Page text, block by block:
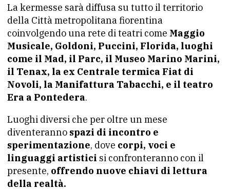
La kermesse sarà diffusa su tutto il territorio
della Città metropolitana fiorentina
coinvolgendo una rete di teatri come Maggio
Musicale, Goldoni, Puccini, Florida, luoghi
come il Mad, il Parc, il Museo Marino Marini,
il Tenax, la ex Centrale termica Fiat di
Novoli, la Manifattura Tabacchi, e il teatro
Era a Pontedera.
Luoghi diversi che per oltre un mese
diventeranno spazi di incontro e
sperimentazione, dove corpi, voci e
linguaggi artistici si confronteranno con il
presente, offrendo nuove chiavi di lettura
della realtà.